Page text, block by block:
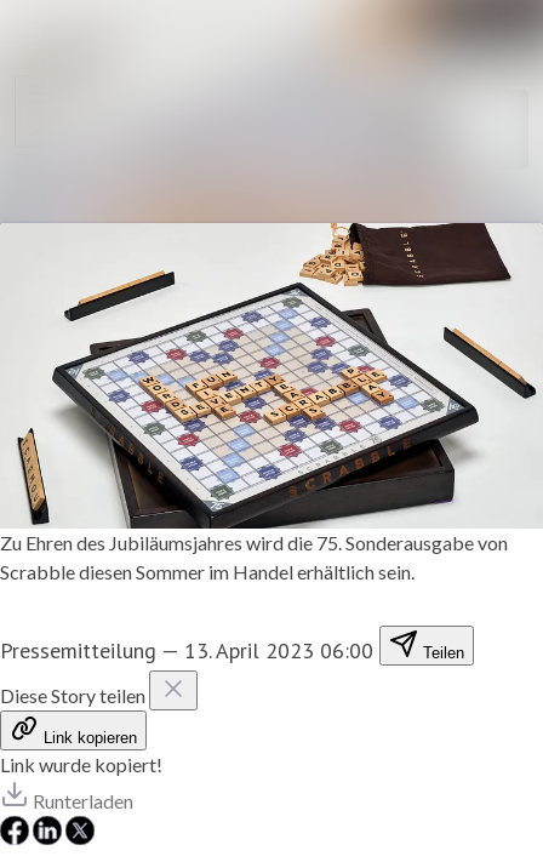
Zu Ehren des Jubiläumsjahres wird die 75. Sonderausgabe von
Scrabble diesen Sommer im Handel erhältlich sein.
Pressemitteilung — 13. April 2023 06:00 Teilen
Diese Story teilen
Link kopieren
Link wurde kopiert!
Runterladen